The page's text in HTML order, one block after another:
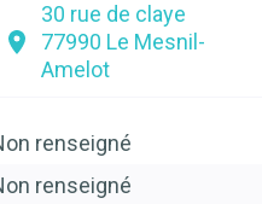
30 rue de claye
77990 Le Mesnil-
Amelot
renseigné
renseigné